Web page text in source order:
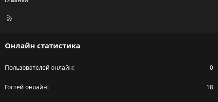
R
Онлайн статистика
Пользователей онлайн 0
Гостей онлайн 18